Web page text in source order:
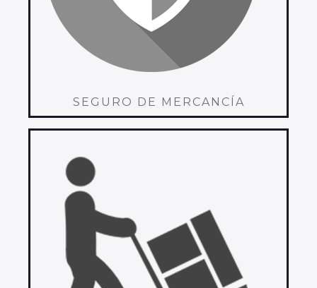
SEGURO DE MERCANCÍA